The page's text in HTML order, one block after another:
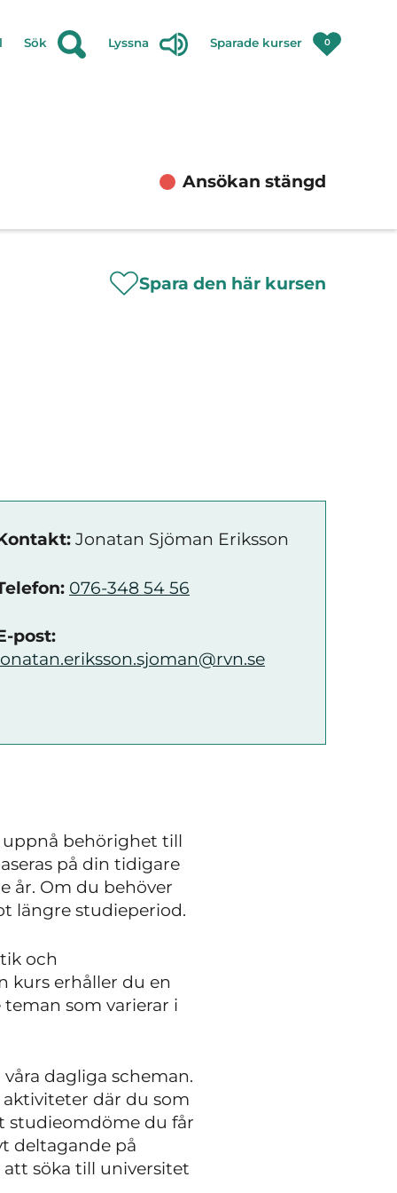
Sök Lyssna Sparade kurser 0
Ansökan stängd
Spara den här kursen
Jonatan Sjöman Eriksson
076-348 54 56
post:
uppnå behörighet till
på din tidigare
år. Om du behöver
längre studieperiod.
och
kurs erhåller du en
som varierar i
dagliga scheman.
där du som
studieomdöme du får
deltagande på
söka till universitet